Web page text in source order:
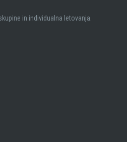
in individualna letovanja.